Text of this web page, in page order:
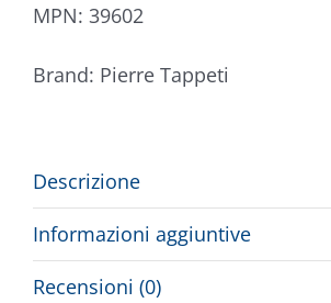
MPN: 39602
Brand: Pierre Tappeti
Descrizione
Informazioni aggiuntive
Recensioni (0)